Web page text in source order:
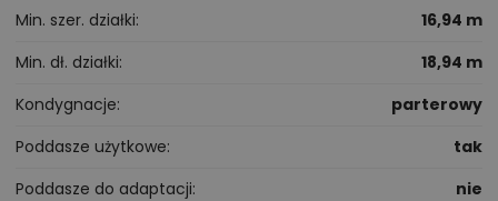
Min. szer. działki
16,94 m
Min. dł. działki
18,94 m
Kondygnacje
parterowy
Poddasze użytkowe
tak
Poddasze do adaptacji
nie